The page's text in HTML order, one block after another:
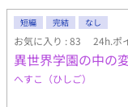
象。 もうちょっとア
やかんやチョロすぎ
んなさい。
短編 完結 なし
お気に入り : 83 24h.ポ
異世界学園の中の
へすこ（ひしご）